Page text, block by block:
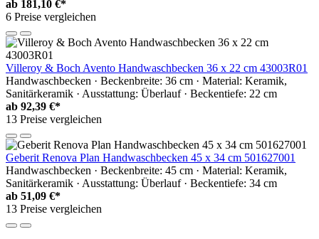
ab 181,10 €*
6 Preise vergleichen
Villeroy & Boch Avento Handwaschbecken 36 x 22 cm 43003R01
Handwaschbecken · Beckenbreite: 36 cm · Material: Keramik,
Sanitärkeramik · Ausstattung: Überlauf · Beckentiefe: 22 cm
ab 92,39 €*
13 Preise vergleichen
Geberit Renova Plan Handwaschbecken 45 x 34 cm 501627001
Handwaschbecken · Beckenbreite: 45 cm · Material: Keramik,
Sanitärkeramik · Ausstattung: Überlauf · Beckentiefe: 34 cm
ab 51,09 €*
13 Preise vergleichen